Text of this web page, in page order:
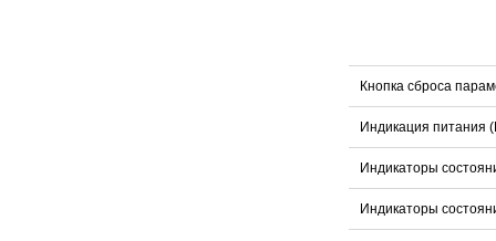
Кнопка сброса
Индикация питания
Индикаторы
Индикаторы